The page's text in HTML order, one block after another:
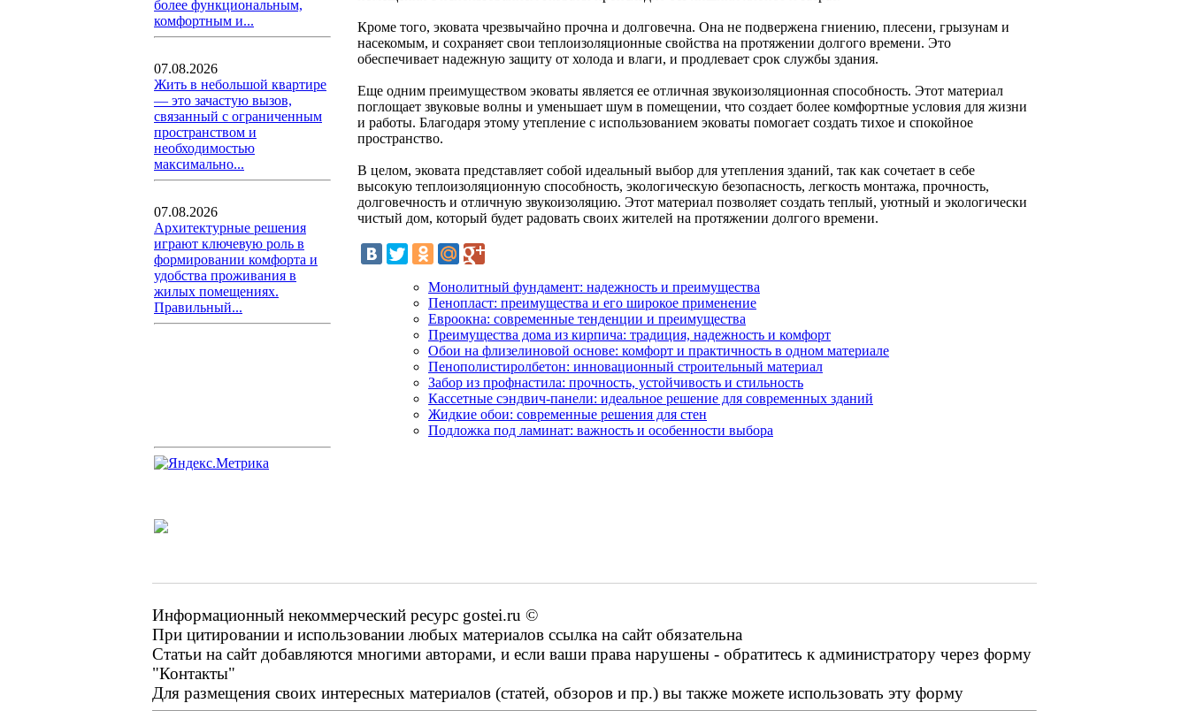
более функциональным,
комфортным и...
07.08.2026
Жить в небольшой квартире
— это зачастую вызов,
связанный с ограниченным
пространством и
необходимостью
максимально...
07.08.2026
Архитектурные решения
играют ключевую роль в
формировании комфорта и
удобства проживания в
жилых помещениях.
Правильный...
Кроме того, эковата чрезвычайно прочна и долговечна. Она не подвержена гниению, плесени, грызунам и
насекомым, и сохраняет свои теплоизоляционные свойства на протяжении долгого времени. Это
обеспечивает надежную защиту от холода и влаги, и продлевает срок службы здания.
Еще одним преимуществом эковаты является ее отличная звукоизоляционная способность. Этот материал
поглощает звуковые волны и уменьшает шум в помещении, что создает более комфортные условия для жизни
и работы. Благодаря этому утепление с использованием эковаты помогает создать тихое и спокойное
пространство.
В целом, эковата представляет собой идеальный выбор для утепления зданий, так как сочетает в себе
высокую теплоизоляционную способность, экологическую безопасность, легкость монтажа, прочность,
долговечность и отличную звукоизоляцию. Этот материал позволяет создать теплый, уютный и экологически
чистый дом, который будет радовать своих жителей на протяжении долгого времени.
Монолитный фундамент: надежность и преимущества
Пенопласт: преимущества и его широкое применение
Евроокна: современные тенденции и преимущества
Преимущества дома из кирпича: традиция, надежность и комфорт
Обои на флизелиновой основе: комфорт и практичность в одном материале
Пенополистиролбетон: инновационный строительный материал
Забор из профнастила: прочность, устойчивость и стильность
Кассетные сэндвич-панели: идеальное решение для современных зданий
Жидкие обои: современные решения для стен
Подложка под ламинат: важность и особенности выбора
Информационный некоммерческий ресурс gostei.ru ©
При цитировании и использовании любых материалов ссылка на сайт обязательна
Статьи на сайт добавляются многими авторами, и если ваши права нарушены - обратитесь к администратору через форму
"Контакты"
Для размещения своих интересных материалов (статей, обзоров и пр.) вы также можете использовать эту форму